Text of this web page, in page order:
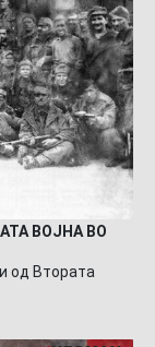
ВОЈНА ВО
од Втората